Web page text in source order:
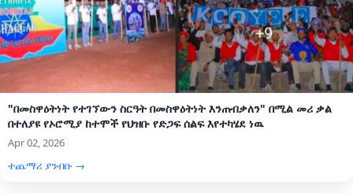
"በመስዋዕትነት የተገኘውን ስርዓት በመስዋዕትነት እንጠብቃለን" በሚል መሪ ቃል
በተለያዩ የኦሮሚያ ከተሞች የህዝቡ የድጋፍ ሰልፍ እየተካሄደ ነዉ
Apr 02, 2026
ተጨማሪ ያንብቡ →